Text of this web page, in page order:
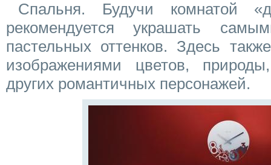
Спальня. Будучи комнатой
рекомендуется украшать
пастельных оттенков. Здесь
изображениями цветов,
других романтичных персонажей.